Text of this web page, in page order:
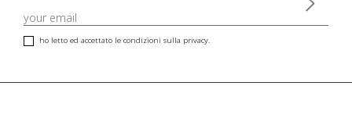
ho letto ed accettato le condizioni sulla privacy.